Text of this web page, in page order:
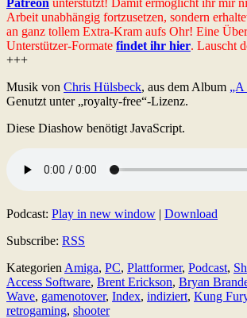
Arbeit unabhängig fortzusetzen, sondern
an ganz tollem Extra-Kram aufs Ohr! Eine
Unterstützer-Formate findet ihr hier. Lauscht
+++
Musik von Chris Hülsbeck, aus dem Album „A
Genutzt unter „royalty-free“-Lizenz.
Diese Diashow benötigt JavaScript.
Podcast: Play in new window | Download
Subscribe: RSS
Kategorien Amiga, PC, Plattformer, Podcast,
Access Software, Brent Erickson, Bryan
Wave, gamenotover, Index, indiziert, Kung
retrogaming, shooter